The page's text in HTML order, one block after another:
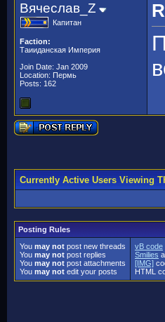
Вячеслав_Z
Капитан
Faction:
Таииданская Империя
Join Date: Jan 2009
Location: Пермь
Posts: 162
Currently Active Users Viewing
Posting Rules
You may not post new threads
You may not post replies
You may not post attachments
You may not edit your posts
vB code
Smilies
[IMG]
HTML